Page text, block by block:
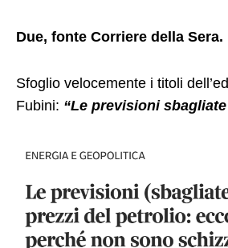
Due, fonte Corriere della Sera.
Sfoglio velocemente i titoli
Fubini: “Le previsioni